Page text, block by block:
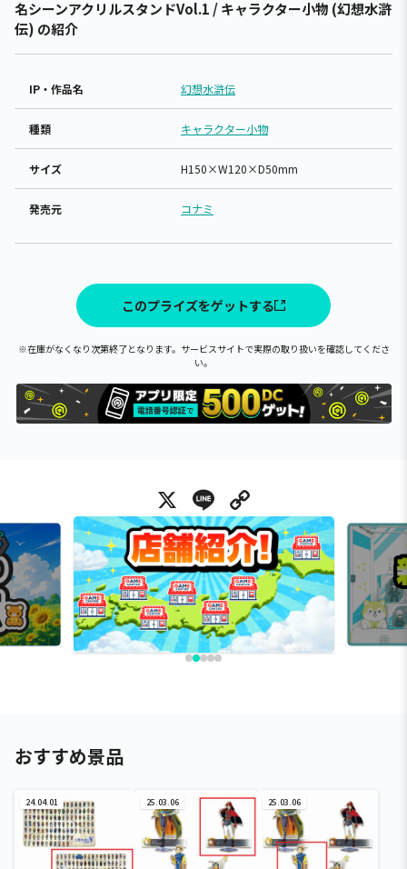
名シーンアクリルスタンドVol.1 / キャラクター小物 (幻想水滸
伝) の紹介
IP・作品名 幻想水滸伝
種類 キャラクター小物
サイズ H150×W120×D50mm
発売元 コナミ
このプライズをゲットする
※在庫がなくなり次第終了となります。サービスサイトで実際の取り扱いを確認してくださ
い。
X Line
おすすめ景品
24.04.01 25.03.06 25.03.06